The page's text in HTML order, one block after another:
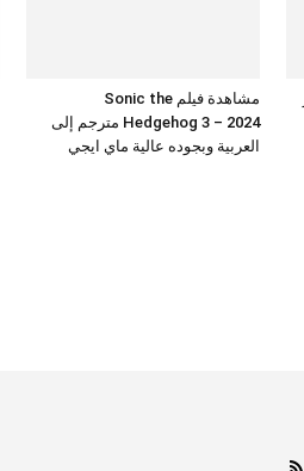
مشاهدة فيلم Sonic the
Hedgehog 3 – 2024 مترجم إلى
العربية وبجوده عالية ماي ايجي